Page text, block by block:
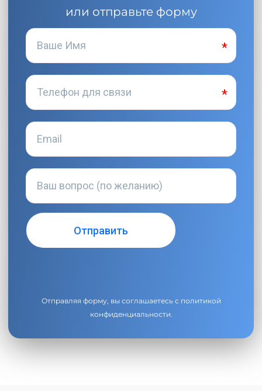
или отправьте форму
Отправляя форму, вы соглашаетесь с политикой
конфиденциальности.